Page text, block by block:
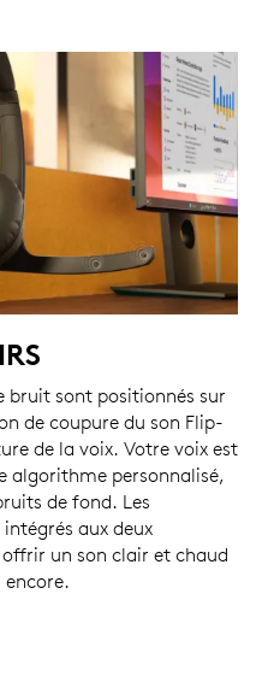
bruit sont positionnés sur
de coupure du son Flip-
de la voix. Votre voix est
algorithme personnalisé,
de fond. Les
aux deux
un son clair et chaud
encore.